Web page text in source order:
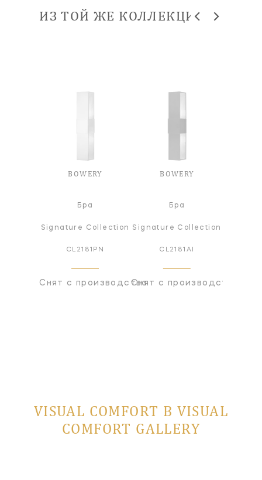
ИЗ ТОЙ ЖЕ КОЛЛЕКЦИИ
BOWERY
Бра
Signature Collection
CL2181PN
Снят с производства
BOWERY
Бра
Signature Collection
CL2181AI
Снят с производства
VISUAL COMFORT В VISUAL
COMFORT GALLERY